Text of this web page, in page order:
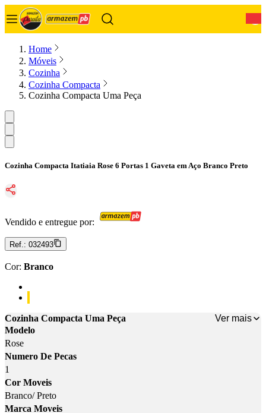
Home
Móveis
Cozinha
Cozinha Compacta
Cozinha Compacta Uma Peça
Cozinha Compacta Itatiaia Rose 6 Portas 1 Gaveta em Aço Branco Preto
Vendido e entregue por:
Ref.: 032493
Cor: Branco
Cozinha Compacta Uma Peça
Ver mais
Modelo
Rose
Numero De Pecas
1
Cor Moveis
Branco/ Preto
Marca Moveis